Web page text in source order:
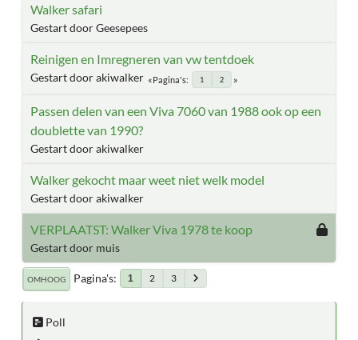
Walker safari
Gestart door Geesepees
Reinigen en Imregneren van vw tentdoek
Gestart door akiwalker Pagina's 1 2
Passen delen van een Viva 7060 van 1988 ook op een
doublette van 1990?
Gestart door akiwalker
Walker gekocht maar weet niet welk model
Gestart door akiwalker
VERPLAATST: Walker Viva 1978 te koop
Gestart door muis
OMHOOG Pagina's 1 2 3
Poll